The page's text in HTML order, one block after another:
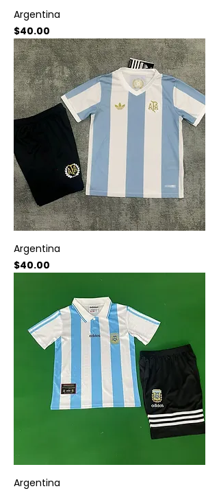
Argentina
Precio
$40.00
Argentina
Precio
$40.00
Argentina